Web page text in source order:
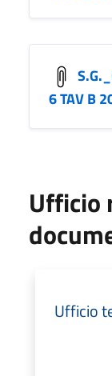
6 TAV B
Ufficio
Ufficio